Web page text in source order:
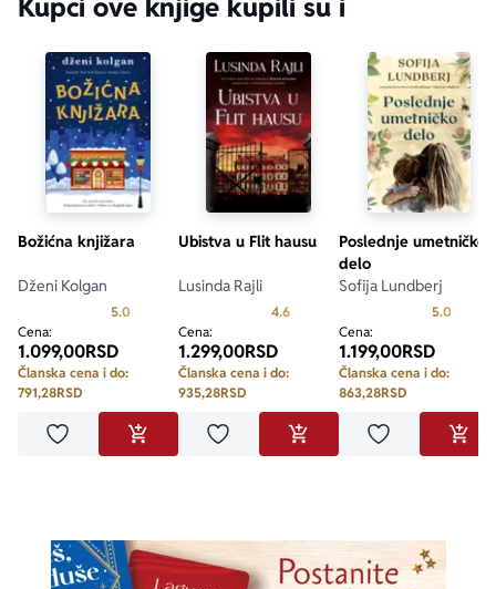
Kupci ove knjige kupili su i
Božićna knjižara
Dženi Kolgan
5.0 Prosecna ocena je 5.0 od 5
Cena:
1.099,00RSD
Članska cena i do:
791,28RSD
Dodaj u omiljeneDODAJ U KORPU
Ubistva u Flit hausu
Lusinda Rajli
4.6Prosecna ocena je 4.6 od 5
Cena:
1.299,00RSD
Članska cena i do:
935,28RSD
Dodaj u omiljeneDODAJ U KORPU
Poslednje umetničko
delo
Sofija Lundberj
5.0
Cena:
1.199,00RSD
Članska cena i do:
863,28RSD
Dodaj u